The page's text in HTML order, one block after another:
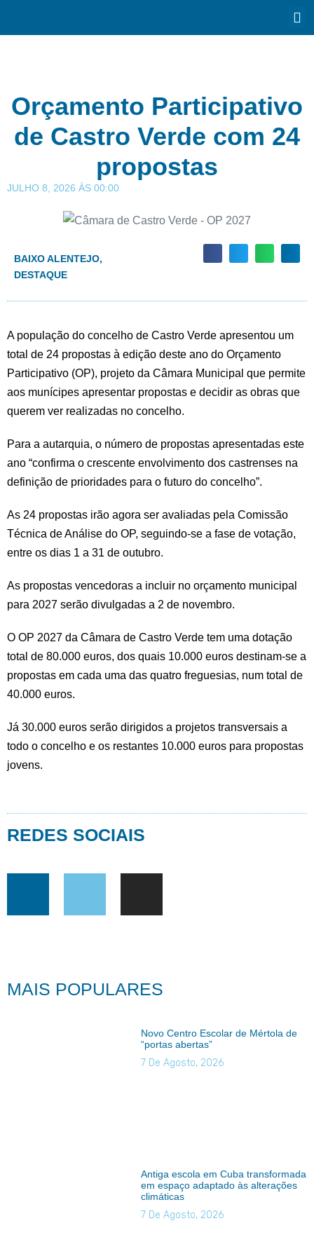
Orçamento Participativo
de Castro Verde com 24
propostas
JULHO 8, 2026 ÀS 00:00
BAIXO ALENTEJO,
DESTAQUE
A população do concelho de Castro Verde apresentou um
total de 24 propostas à edição deste ano do Orçamento
Participativo (OP), projeto da Câmara Municipal que permite
aos munícipes apresentar propostas e decidir as obras que
querem ver realizadas no concelho.
Para a autarquia, o número de propostas apresentadas este
ano “confirma o crescente envolvimento dos castrenses na
definição de prioridades para o futuro do concelho”.
As 24 propostas irão agora ser avaliadas pela Comissão
Técnica de Análise do OP, seguindo-se a fase de votação,
entre os dias 1 a 31 de outubro.
As propostas vencedoras a incluir no orçamento municipal
para 2027 serão divulgadas a 2 de novembro.
O OP 2027 da Câmara de Castro Verde tem uma dotação
total de 80.000 euros, dos quais 10.000 euros destinam-se a
propostas em cada uma das quatro freguesias, num total de
40.000 euros.
Já 30.000 euros serão dirigidos a projetos transversais a
todo o concelho e os restantes 10.000 euros para propostas
jovens.
REDES SOCIAIS
MAIS POPULARES
Novo Centro Escolar de Mértola de
“portas abertas”
7 De Agosto, 2026
Antiga escola em Cuba transformada
em espaço adaptado às alterações
climáticas
7 De Agosto, 2026